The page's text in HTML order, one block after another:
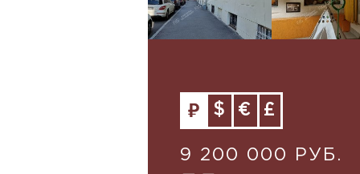
$ € £
9 200 000 РУБ.